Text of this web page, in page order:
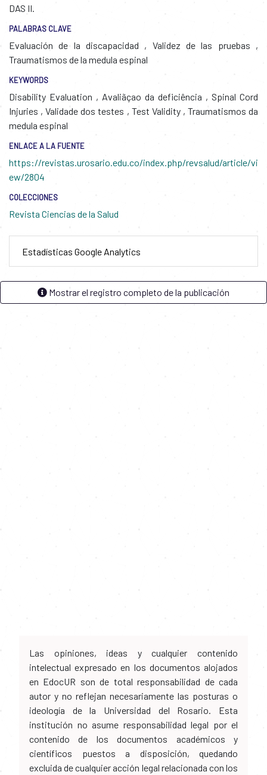
DAS II.
PALABRAS CLAVE
Evaluación de la discapacidad , Validez de las pruebas ,
Traumatismos de la medula espinal
KEYWORDS
Disability Evaluation , Avaliãçao da deficiência , Spinal Cord
Injuries , Validade dos testes , Test Validity , Traumatismos da
medula espinal
ENLACE A LA FUENTE
https://revistas.urosario.edu.co/index.php/revsalud/article/vi
ew/2804
COLECCIONES
Revista Ciencias de la Salud
Estadísticas Google Analytics
Mostrar el registro completo de la publicación
Las opiniones, ideas y cualquier contenido
intelectual expresado en los documentos alojados
en EdocUR son de total responsabilidad de cada
autor y no reflejan necesariamente las posturas o
ideología de la Universidad del Rosario. Esta
institución no asume responsabilidad legal por el
contenido de los documentos académicos y
científicos puestos a disposición, quedando
excluida de cualquier acción legal relacionada con los